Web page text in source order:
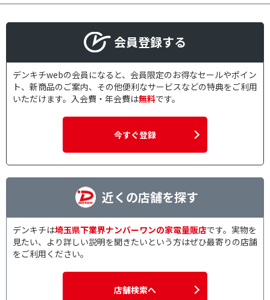
会員登録する
デンキチwebの会員になると、会員限定のお得なセールやポイン
ト、新商品のご案内、その他便利なサービスなどの特典をご利用
いただけます。入会費・年会費は無料です。
今すぐ登録
近くの店舗を探す
デンキチは埼玉県下業界ナンバーワンの家電量販店です。実物を
見たい、より詳しい説明を聞きたいという方はぜひ最寄りの店舗
をご利用ください。
店舗検索へ